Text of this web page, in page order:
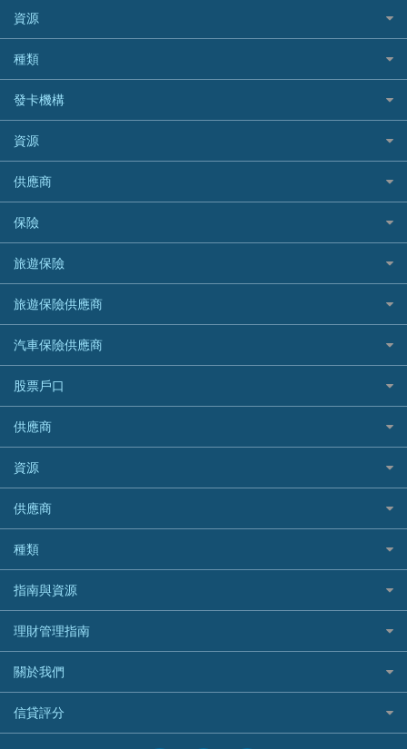
網上貸款
結餘轉戶(清卡數貸款)
銀行貸款
財務公司貸款
免入息貸款
免TU貸款
急借錢
緊急貸款比較
最佳小額貸款比較
易批必批貸款
24小時貸款
最佳循環貸款
BEA 東亞銀行
BOC 中國銀行
Cashing Pro 優尚信貸
CCB(Asia) 中國建設銀行 (亞洲)
Citibank 花旗銀行
CNCBI 信銀國際
CreFIT 維信
DBS 星展銀行
DSB 大新銀行
HSBC 滙豐銀行貸款
K Cash 貸款
Mox 銀行
National Resources 中潤物業按揭
OCBC 華僑銀行
PrimeCredit 安信信貸
Promise 邦民日本財務
Rabbit Credit月兔信貸
Standard Chartered 渣打銀行
UA 亞洲聯合財務
WeLab Bank
WeLend 貸款
資源
如何申請個人貸款
如何管理個人貸款
個人貸款有用資訊
清卡數貸款教學
循環貸款教學
個人化貸款產品推介 🔥全新
債務重組一覽
供樓利息扣稅
最佳貸款app
種類
網購優惠
精選外幣網購信用卡
尊尚信用卡
公司信用卡
電子錢包信用卡
日本遊信用卡攻略
韓國遊信用卡攻略
台灣遊信用卡攻略
機場貴賓室信用卡
銀聯信用卡
高獎賞信用卡推薦
酒店信用卡
發卡機構
Citibank花旗銀行
AE美國運通
DBS星展銀行
HSBC滙豐銀行
Mox
信銀國際
大新銀行
恒生銀行
Standard Chartered渣打銀行
東亞銀行
SIM
Airwallex信用卡
資源
Black Friday優惠
淘寶付款方式
一田購物優惠日
SOGO感謝祭
HKTVmall優惠碼
交稅優惠
酒店優惠碼
機票優惠碼
供應商
八達通自動增值信用卡
保險
旅遊保險
汽車保險
家居保險
家傭保險
寵物保險
定期人壽保險
危疾保險
年金資訊
樓宇火險
旅遊保險
日本旅遊保險及資訊
泰國旅遊保險及資訊
台灣旅遊保險及資訊
韓國旅遊保險及資訊
歐洲旅遊保險及資訊
越南旅遊保險及資訊
澳洲旅遊保險及資訊
長者嘆世界
家庭親子遊
自駕遊比較
相機有得保
專為孕婦設計的最佳旅遊保險
最佳滑雪旅遊保險
最適合BB的旅遊保險
旅遊保險供應商
AXA 安盛
AIG 美亞
Allianz 安聯
Allied World 世聯
Avo
中國銀行
Bolttech 保特
Blue Cross 藍十字
中國平安
HSBC滙豐銀行
MSIG 三井住友
Prudential 保誠
QBE 昆士蘭
Starr
汽車保險供應商
大新汽車保險
中銀汽車保險
Allianz安聯汽車保險
bolttech保障汽車保險
Zurich蘇黎世汽車保險
QBE昆士蘭汽車保險
平安汽車保險
股票戶口
富途證券
IB盈透證券
老虎證券
uSMART 盈立證券
華盛証券
長橋證券
WeBull微牛證券
漲樂全球通｜華泰國際
OSL
供應商
富途牛牛好唔好？
Webull微牛證券好唔好？
Longbridge長橋證券好唔好？
老虎證券好唔好？
華盛証券好唔好？
漲樂全球通好唔好？
IB盈透證券好唔好？
盈立證券 uSMART 好唔好？
Stashaway好唔好？
資源
股票戶口開戶
證券行邊間好？
港股5隻高息ETF精選
什麼是ETF？
香港30大高息股排行
黃金ETF懶人包
最值得注意的比特幣ETF
選股策略：五步調查攻略
供應商
銀行戶口比較
尊尚銀行戶口
Citi Plus
中信銀行inMotion
Airwallex銀行
種類
定期存款
港元定存
人民幣定存
美元定存
英鎊定存
澳元定存
指南與資源
理財資訊
識慳識賺
債務管理
投資理財
置業安居
理財管理指南
常用相關詞彙
MoneyHero電子報
所有合作銀行或機構
關於我們
服務承諾
網上支援
信貸評分